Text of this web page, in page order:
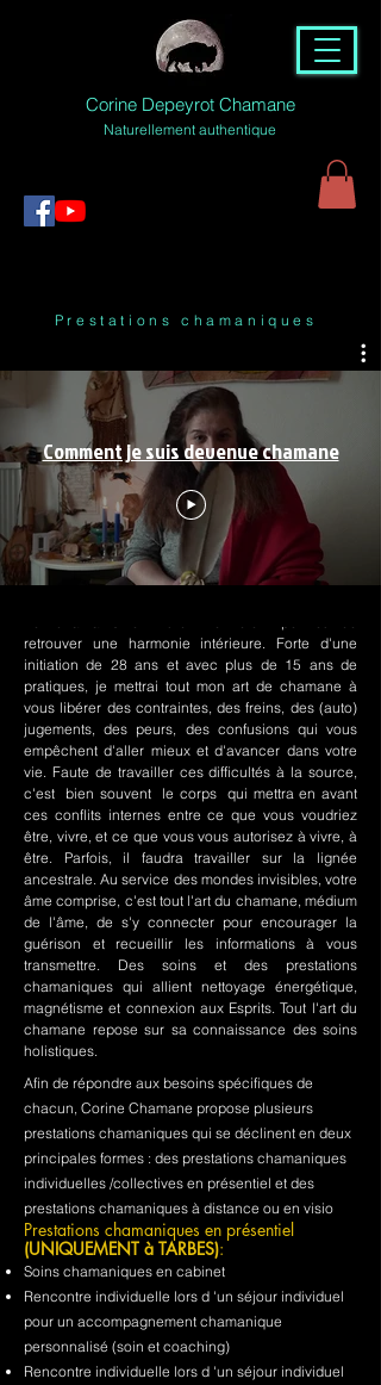
Corine Depeyrot Chamane
Naturellement authentique
Prestations chamaniques
Comment je suis devenue chamane
retrouver une harmonie intérieure. Forte d'une
initiation de 28 ans et avec plus de 15 ans de
pratiques, je mettrai tout mon art de chamane à
vous libérer des contraintes, des freins, des (auto)
jugements, des peurs, des confusions qui vous
empêchent d'aller mieux et d'avancer dans votre
vie. Faute de travailler ces difficultés à la source,
c'est bien souvent le corps qui mettra en avant
ces conflits internes entre ce que vous voudriez
être, vivre, et ce que vous vous autorisez à vivre, à
être. Parfois, il faudra travailler sur la lignée
ancestrale. Au service des mondes invisibles, votre
âme comprise, c'est tout l'art du chamane, médium
de l'âme, de s'y connecter pour encourager la
guérison et recueillir les informations à vous
transmettre. Des soins et des prestations
chamaniques qui allient nettoyage énergétique,
magnétisme et connexion aux Esprits. Tout l'art du
chamane repose sur sa connaissance des soins
holistiques.
Afin de répondre aux besoins spécifiques de
chacun, Corine Chamane propose plusieurs
prestations chamaniques qui se déclinent en deux
principales formes : des prestations chamaniques
individuelles /collectives en présentiel et des
prestations chamaniques à distance ou en visio
Prestations chamaniques en présentiel
(UNIQUEMENT à TARBES):
Soins chamaniques en cabinet
Rencontre individuelle lors d 'un séjour individuel
pour un accompagnement chamanique
personnalisé (soin et coaching)
Rencontre individuelle lors d 'un séjour individuel